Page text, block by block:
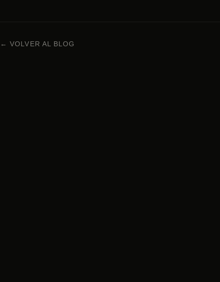
← VOLVER AL BLOG